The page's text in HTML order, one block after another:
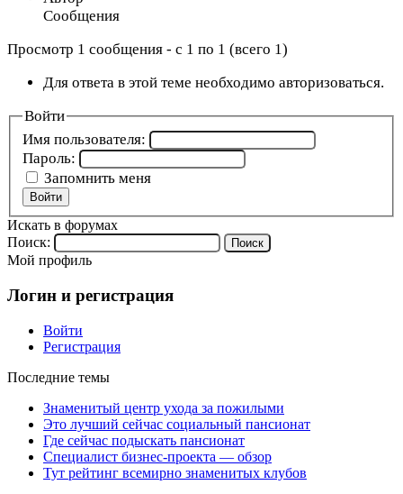
Сообщения
Просмотр 1 сообщения - с 1 по 1 (всего 1)
Для ответа в этой теме необходимо авторизоваться.
Войти
Имя пользователя:
Пароль:
Запомнить меня
Войти
Искать в форумах
Поиск:
Мой профиль
Логин и регистрация
Войти
Регистрация
Последние темы
Знаменитый центр ухода за пожилыми
Это лучший сейчас социальный пансионат
Где сейчас подыскать пансионат
Специалист бизнес-проекта — обзор
Тут рейтинг всемирно знаменитых клубов